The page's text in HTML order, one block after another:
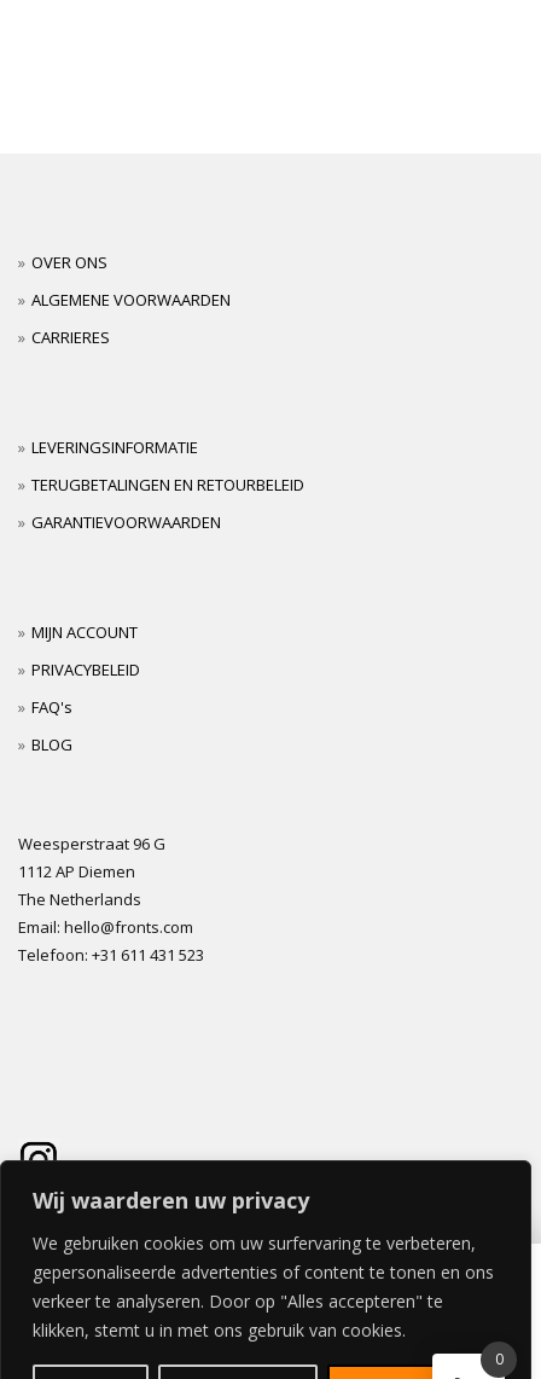
Wij waarderen uw privacy
We gebruiken cookies om uw surfervaring te verbeteren,
gepersonaliseerde advertenties of content te tonen en ons
verkeer te analyseren. Door op "Alles accepteren" te
klikken, stemt u in met ons gebruik van cookies.
OVER ONS
ALGEMENE VOORWAARDEN
CARRIERES
LEVERINGSINFORMATIE
TERUGBETALINGEN EN RETOURBELEID
GARANTIEVOORWAARDEN
MIJN ACCOUNT
PRIVACYBELEID
FAQ's
BLOG
Weesperstraat 96 G
1112 AP Diemen
The Netherlands
Email: hello@fronts.com
Telefoon: +31 611 431 523
0
VENETO DEUR 40x180cm
€260,15